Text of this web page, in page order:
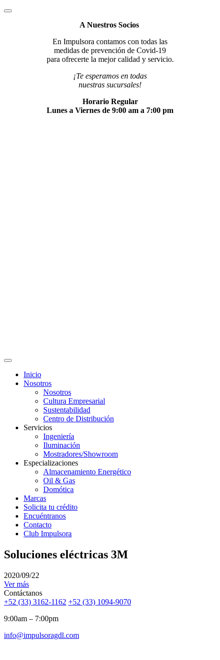
A Nuestros Socios
En Impulsora contamos con todas las
medidas de prevención de Covid-19
para ofrecerte la mejor calidad y servicio.
¡Te esperamos en todas
nuestras sucursales!
Horario Regular
Lunes a Viernes de 9:00 am a 7:00 pm
Inicio
Nosotros
Nosotros
Cultura Empresarial
Sustentabilidad
Centro de Distribución
Servicios
Ingeniería
Iluminación
Mostradores/Showroom
Especializaciones
Almacenamiento Energético
Oil & Gas
Domótica
Marcas
Solicita tu crédito
Encuéntranos
Contacto
Club Impulsora
Soluciones eléctricas 3M
2020/09/22
Ver más
Contáctanos
+52 (33) 3162-1162 +52 (33) 1094-9070
9:00am – 7:00pm
info@impulsoragdl.com